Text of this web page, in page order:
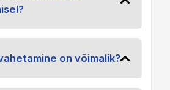
on võimalik?